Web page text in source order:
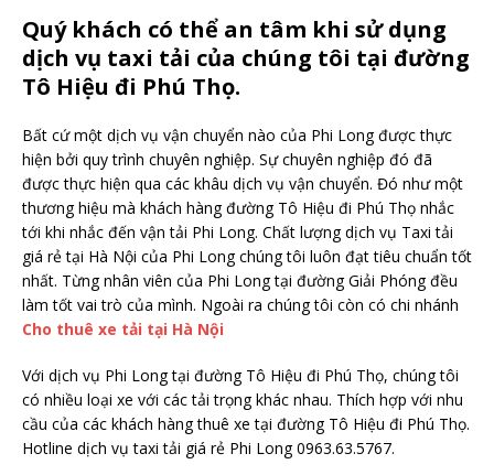
Quý khách có thể an tâm khi sử dụng
dịch vụ taxi tải của chúng tôi tại đường
Tô Hiệu đi Phú Thọ.
Bất cứ một dịch vụ vận chuyển nào của Phi Long được thực
hiện bởi quy trình chuyên nghiệp. Sự chuyên nghiệp đó đã
được thực hiện qua các khâu dịch vụ vận chuyển. Đó như một
thương hiệu mà khách hàng đường Tô Hiệu đi Phú Thọ nhắc
tới khi nhắc đến vận tải Phi Long. Chất lượng dịch vụ Taxi tải
giá rẻ tại Hà Nội của Phi Long chúng tôi luôn đạt tiêu chuẩn tốt
nhất. Từng nhân viên của Phi Long tại đường Giải Phóng đều
làm tốt vai trò của mình. Ngoài ra chúng tôi còn có chi nhánh
Cho thuê xe tải tại Hà Nội
Với dịch vụ Phi Long tại đường Tô Hiệu đi Phú Thọ, chúng tôi
có nhiều loại xe với các tải trọng khác nhau. Thích hợp với nhu
cầu của các khách hàng thuê xe tại đường Tô Hiệu đi Phú Thọ.
Hotline dịch vụ taxi tải giá rẻ Phi Long 0963.63.5767.